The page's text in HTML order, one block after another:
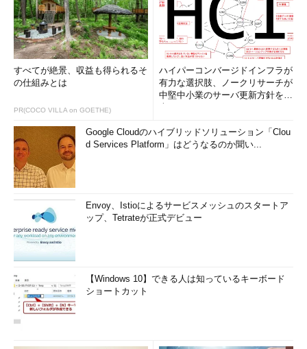
すべてが絶景、収益も得られるそ
の仕組みとは
PR(COCO VILLA on GOETHE)
ハイパーコンバージドインフラが
有力な選択肢、ノークリサーチが
中堅中小業のサーバ更新方針を調
Google Cloudのハイブリッドソリューション「Clou
d Services Platform」はどうなるのか聞い...
Envoy、Istioによるサービスメッシュのスタートア
ップ、Tetrateが正式デビュー
【Windows 10】できる人は知っているキーボード
ショートカット